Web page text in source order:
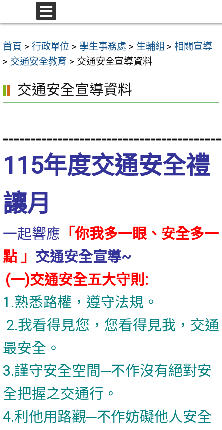
至
要
內
區
首頁 > 行政單位 > 學生事務處 > 生輔組 > 相關宣導
> 交通安全教育 > 交通安全宣導資料
交通安全宣導資料
115年度交通安全禮
讓月
一起響應 「 你我多一眼、安全多一
點 」 交通安全宣導~
(一)交通安全五大守則:
1.熟悉路權，遵守法規。
2.我看得見您，您看得見我，交通
最安全。
3.謹守安全空間─不作沒有絕對安
全把握之交通行。
4.利他用路觀─不作妨礙他人安全
選
單